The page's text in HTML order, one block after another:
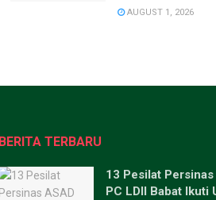
AUGUST 1, 2026
BERITA TERBARU
13 Pesilat
PC LDII Babat Ikuti